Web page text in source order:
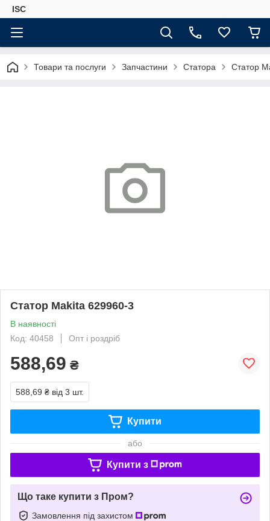
ISC
Товари та послуги Запчастини Статора Статор
Статор Makita 629960-3
В наявності
Код: 40458
Опт і роздріб
588,69 ₴
588,69 ₴ від 3 шт.
Купити
або
Купити з
Що таке купити з Пром?
Замовлення під захистом